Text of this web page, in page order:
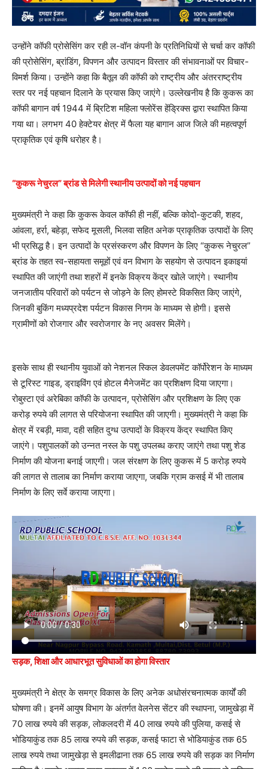
उन्होंने कॉफी प्रोसेसिंग कर रही ल-वॉन कंपनी के प्रतिनिधियों से चर्चा कर कॉफी
की प्रोसेसिंग, ब्रांडिंग, विपणन और उत्पादन विस्तार की संभावनाओं पर विचार-
विमर्श किया। उन्होंने कहा कि बैतूल की कॉफी को राष्ट्रीय और अंतरराष्ट्रीय
स्तर पर नई पहचान दिलाने के प्रयास किए जाएंगे। उल्लेखनीय है कि कुकरू का
कॉफी बागान वर्ष 1944 में ब्रिटिश महिला फ्लोरेंस हेंड्रिक्स द्वारा स्थापित किया
गया था। लगभग 40 हेक्टेयर क्षेत्र में फैला यह बागान आज जिले की महत्वपूर्ण
प्राकृतिक एवं कृषि धरोहर है।
“कुकरू नेचुरल” ब्रांड से मिलेगी स्थानीय उत्पादों को नई पहचान
मुख्यमंत्री ने कहा कि कुकरू केवल कॉफी ही नहीं, बल्कि कोदो-कुटकी, शहद,
आंवला, हर्रा, बहेड़ा, सफेद मूसली, भिलवा सहित अनेक प्राकृतिक उत्पादों के लिए
भी प्रसिद्ध है। इन उत्पादों के प्रसंस्करण और विपणन के लिए “कुकरू नेचुरल”
ब्रांड के तहत स्व-सहायता समूहों एवं वन विभाग के सहयोग से उत्पादन इकाइयां
स्थापित की जाएंगी तथा शहरों में इनके विक्रय केंद्र खोले जाएंगे। स्थानीय
जनजातीय परिवारों को पर्यटन से जोड़ने के लिए होमस्टे विकसित किए जाएंगे,
जिनकी बुकिंग मध्यप्रदेश पर्यटन विकास निगम के माध्यम से होगी। इससे
ग्रामीणों को रोजगार और स्वरोजगार के नए अवसर मिलेंगे।
इसके साथ ही स्थानीय युवाओं को नेशनल स्किल डेवलपमेंट कॉर्पोरेशन के माध्यम
से टूरिस्ट गाइड, ड्राइविंग एवं होटल मैनेजमेंट का प्रशिक्षण दिया जाएगा।
रोबुस्टा एवं अरेबिका कॉफी के उत्पादन, प्रोसेसिंग और प्रशिक्षण के लिए एक
करोड़ रुपये की लागत से परियोजना स्थापित की जाएगी। मुख्यमंत्री ने कहा कि
क्षेत्र में रबड़ी, मावा, दही सहित दुग्ध उत्पादों के विक्रय केंद्र स्थापित किए
जाएंगे। पशुपालकों को उन्नत नस्ल के पशु उपलब्ध कराए जाएंगे तथा पशु शेड
निर्माण की योजना बनाई जाएगी। जल संरक्षण के लिए कुकरू में 5 करोड़ रुपये
की लागत से तालाब का निर्माण कराया जाएगा, जबकि ग्राम कसई में भी तालाब
निर्माण के लिए सर्वे कराया जाएगा।
सड़क, शिक्षा और आधारभूत सुविधाओं का होगा विस्तार
मुख्यमंत्री ने क्षेत्र के समग्र विकास के लिए अनेक अधोसंरचनात्मक कार्यों की
घोषणा की। इनमें आयुष विभाग के अंतर्गत वेलनेस सेंटर की स्थापना, जामुखेड़ा में
70 लाख रुपये की सड़क, लोकलदरी में 40 लाख रुपये की पुलिया, कसई से
भोडियाकुंड तक 85 लाख रुपये की सड़क, कसई फाटा से भोडियाकुंड तक 65
लाख रुपये तथा जामुखेड़ा से इमलीढाना तक 65 लाख रुपये की सड़क का निर्माण